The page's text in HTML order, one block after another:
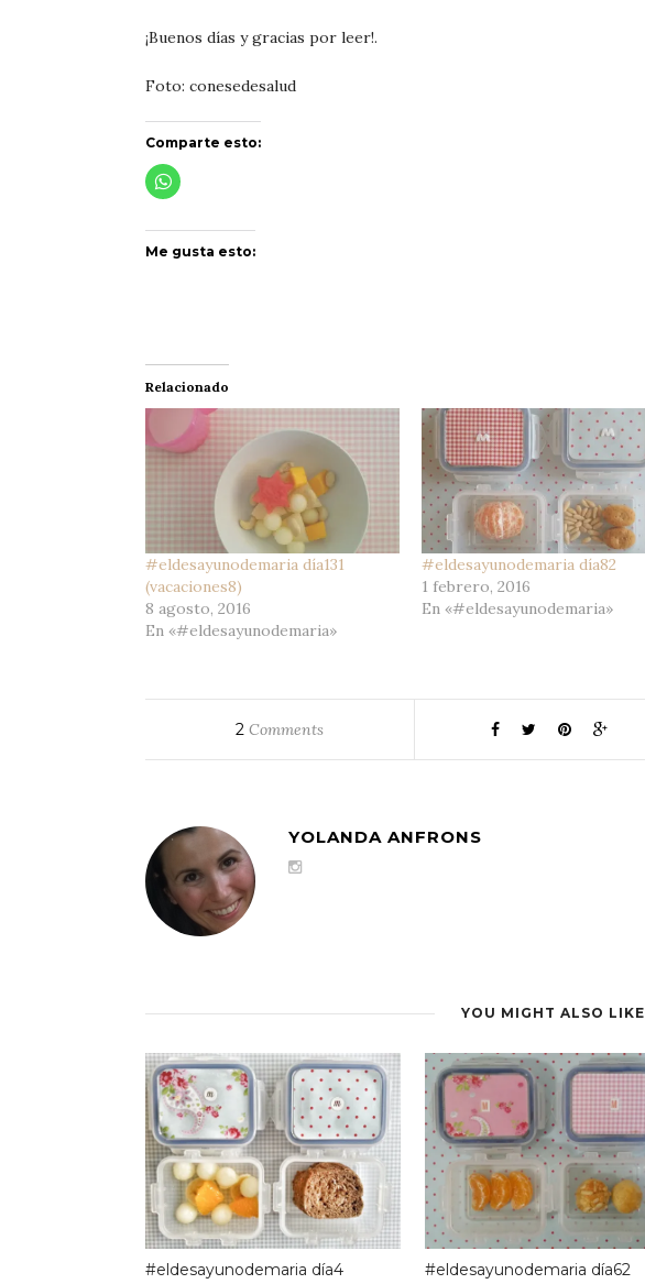
¡Buenos días y gracias por leer!.
Foto: conesedesalud
Comparte esto:
Me gusta esto:
Relacionado
#eldesayunodemaria día131
(vacaciones8)
8 agosto, 2016
En «#eldesayunodemaria»
#eldesayunodemaria día82
1 febrero, 2016
En «#eldesayunodemaria»
2 Comments
YOLANDA ANFRONS
YOU MIGHT ALSO LIKE
#eldesayunodemaria día4 #eldesayunodemaria día62